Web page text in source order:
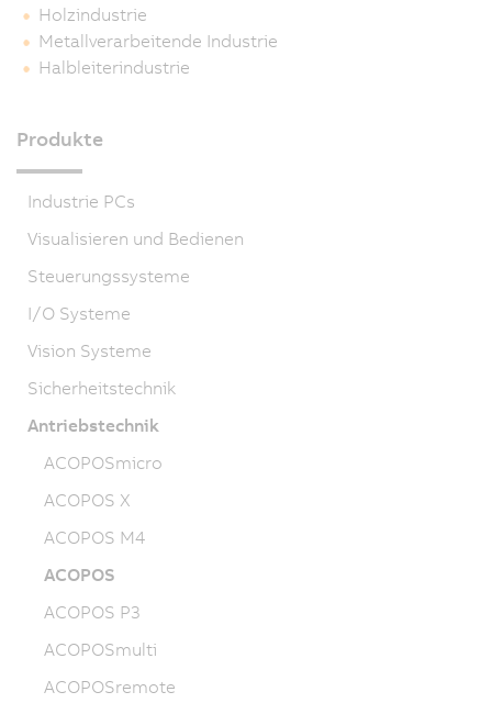
Holzindustrie
Metallverarbeitende Industrie
Halbleiterindustrie
Produkte
Industrie PCs
Visualisieren und Bedienen
Steuerungssysteme
I/O Systeme
Vision Systeme
Sicherheitstechnik
Antriebstechnik
ACOPOSmicro
ACOPOS X
ACOPOS M4
ACOPOS
ACOPOS P3
ACOPOSmulti
ACOPOSremote